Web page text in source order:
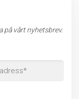
på vårt nyhetsbrev.